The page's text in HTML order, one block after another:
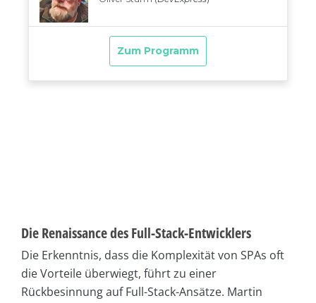
Die Renaissance des Full-Stack-Entwicklers
Die Erkenntnis, dass die Komplexität von SPAs oft
die Vorteile überwiegt, führt zu einer
Rückbesinnung auf Full-Stack-Ansätze. Martin